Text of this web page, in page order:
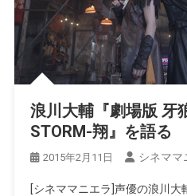
浪川大輔『劇場版 牙
STORM-翔』を語る
2015年2月11日 シネママ
[シネママニエラ]声優の浪川